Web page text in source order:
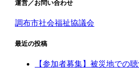
運営／お問い合わせ
調布市社会福祉協議会
最近の投稿
【参加者募集】被災地での